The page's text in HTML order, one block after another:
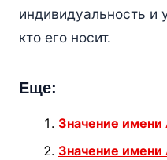
индивидуальность и
кто его носит.
Еще:
Значение имени
Значение